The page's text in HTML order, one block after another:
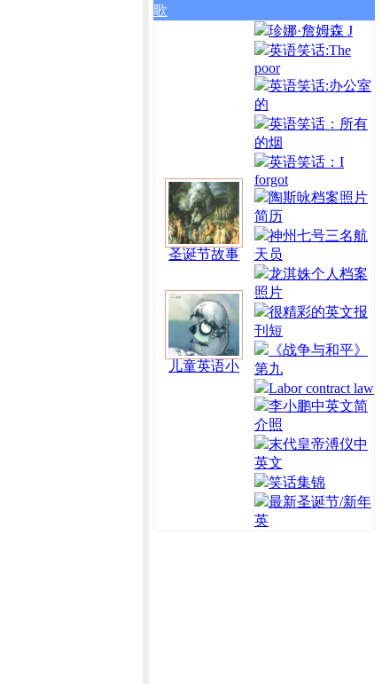
歌
圣诞节故事
儿童英语小
珍娜·詹姆森 J
英语笑话:The
poor
英语笑话:办公室
的
英语笑话：所有
的烟
英语笑话：I
forgot
陶斯咏档案照片
简历
神州七号三名航
天员
龙淇姝个人档案
照片
很精彩的英文报
刊短
《战争与和平》
第九
Labor contract law
李小鹏中英文简
介照
末代皇帝溥仪中
英文
笑话集锦
最新圣诞节/新年
英